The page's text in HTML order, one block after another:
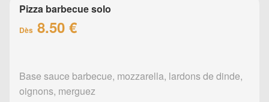
Pizza barbecue solo
Dès 8.50 €
Base sauce barbecue, mozzarella, lardons de dinde,
oignons, merguez